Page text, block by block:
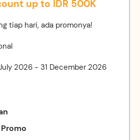
up to IDR 500K
tiap hari, ada promonya!
2026 - 31 December 2026